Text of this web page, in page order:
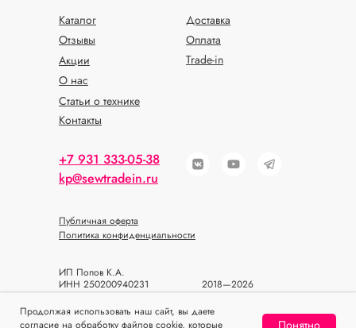
Продолжая использовать наш сайт, вы даете
согласие на обработку файлов cookie, которые
Понятно
Каталог
О нас
Доставка
Статьи о технике
Оплата
Отзывы
Акции
Контакты
Trade-in
+7 931 333-05-38
kp@sewtradein.ru
ИП Попов К.А.
ИНН 250200940231
ОГРН 318784700393933
Политика конфиденциальности
Публичная оферта
2018—2026
© SEWTRADEIN